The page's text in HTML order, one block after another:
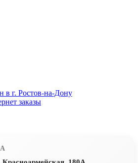
в г. Ростов-на-Дону
заказы